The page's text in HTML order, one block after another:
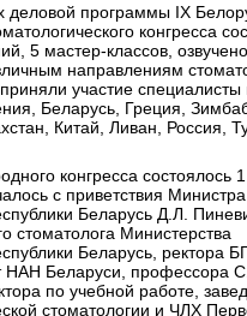
деловой программы IX
конгресса
5 мастер-классов,
направлениям
участие специалисты
Беларусь, Греция,
Китай, Ливан, Россия,
конгресса состоялось
с приветствия Министра
Беларусь Д.Л.
стоматолога Министерства
Беларусь, ректора
НАН Беларуси, профессора
по учебной работе,
стоматологии и ЧЛХ